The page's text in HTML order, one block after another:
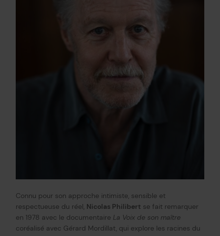
Connu pour son approche intimiste, sensible et
respectueuse du réel, Nicolas Philibert se fait remarquer
en 1978 avec le documentaire La Voix de son maître
coréalisé avec Gérard Mordillat, qui explore les racines du